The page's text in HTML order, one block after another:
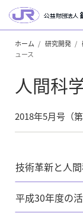
ホーム 研究開発
ュース
人間科
2018年5月号（第
技術革新と人
平成30年度の